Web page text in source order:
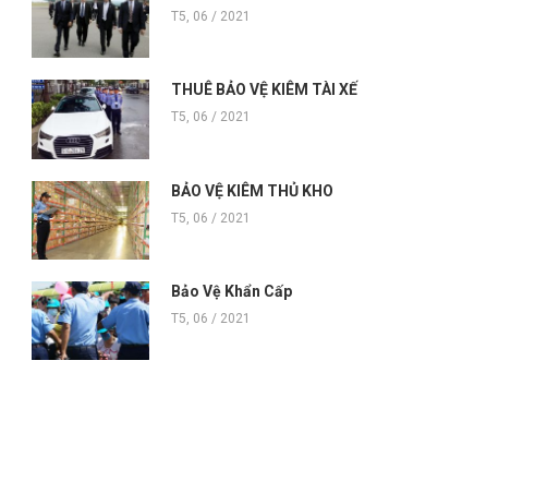
T5, 06 / 2021
THUÊ BẢO VỆ KIÊM TÀI XẾ
T5, 06 / 2021
BẢO VỆ KIÊM THỦ KHO
T5, 06 / 2021
Bảo Vệ Khẩn Cấp
T5, 06 / 2021